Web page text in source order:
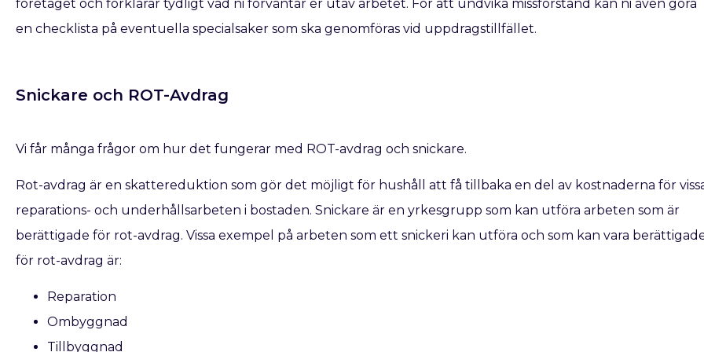
företaget och förklarar tydligt vad ni förväntar er utav arbetet. För att undvika missförstånd kan ni även göra
en checklista på eventuella specialsaker som ska genomföras vid uppdragstillfället.
Snickare och ROT-Avdrag
Vi får många frågor om hur det fungerar med ROT-avdrag och snickare.
Rot-avdrag är en skattereduktion som gör det möjligt för hushåll att få tillbaka en del av kostnaderna för
reparations- och underhållsarbeten i bostaden. Snickare är en yrkesgrupp som kan utföra arbeten som är
berättigade för rot-avdrag. Vissa exempel på arbeten som ett snickeri kan utföra och som kan vara
för rot-avdrag är:
Reparation
Ombyggnad
Tillbyggnad